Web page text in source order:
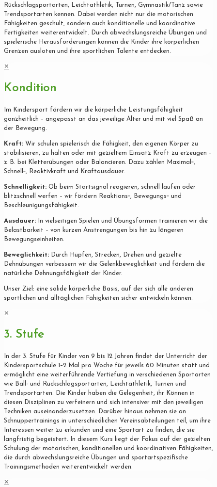
Rückschlagsportarten, Leichtathletik, Turnen, Gymnastik/Tanz sowie
Trendsportarten kennen. Dabei werden nicht nur die motorischen
Fähigkeiten geschult, sondern auch konditionelle und koordinative
Fertigkeiten weiterentwickelt. Durch abwechslungsreiche Übungen und
spielerische Herausforderungen können die Kinder ihre körperlichen
Grenzen ausloten und ihre sportlichen Talente entdecken.
✕
Kondition
Im Kindersport fördern wir die körperliche Leistungsfähigkeit
ganzheitlich – angepasst an das jeweilige Alter und mit viel Spaß an
der Bewegung.
Kraft: Wir schulen spielerisch die Fähigkeit, den eigenen Körper zu
stabilisieren, zu halten oder mit gezieltem Einsatz Kraft zu erzeugen –
z. B. bei Kletterübungen oder Balancieren. Dazu zählen Maximal‐,
Schnell‐, Reaktivkraft und Kraftausdauer.
Schnelligkeit: Ob beim Startsignal reagieren, schnell laufen oder
blitzschnell werfen – wir fördern Reaktions‐, Bewegungs‐ und
Beschleunigungsfähigkeit.
Ausdauer: In vielseitigen Spielen und Übungsformen trainieren wir die
Belastbarkeit – von kurzen Anstrengungen bis hin zu längeren
Bewegungseinheiten.
Beweglichkeit: Durch Hüpfen, Strecken, Drehen und gezielte
Dehnübungen verbessern wir die Gelenkbeweglichkeit und fördern die
natürliche Dehnungsfähigkeit der Kinder.
Unser Ziel: eine solide körperliche Basis, auf der sich alle anderen
sportlichen und alltäglichen Fähigkeiten sicher entwickeln können.
✕
3. Stufe
In der 3. Stufe für Kinder von 9 bis 12 Jahren findet der Unterricht der
Kindersportschule 1–2 Mal pro Woche für jeweils 60 Minuten statt und
ermöglicht eine weiterführende Vertiefung in verschiedenen Sportarten
wie Ball- und Rückschlagsportarten, Leichtathletik, Turnen und
Trendsportarten. Die Kinder haben die Gelegenheit, ihr Können in
diesen Disziplinen zu verfeinern und sich intensiver mit den jeweiligen
Techniken auseinanderzusetzen. Darüber hinaus nehmen sie an
Schnuppertrainings in unterschiedlichen Vereinsabteilungen teil, um ihre
Interessen weiter zu erkunden und eine Sportart zu finden, die sie
langfristig begeistert. In diesem Kurs liegt der Fokus auf der gezielten
Schulung der motorischen, konditionellen und koordinativen Fähigkeiten,
die durch abwechslungsreiche Übungen und sportartspezifische
Trainingsmethoden weiterentwickelt werden.
✕